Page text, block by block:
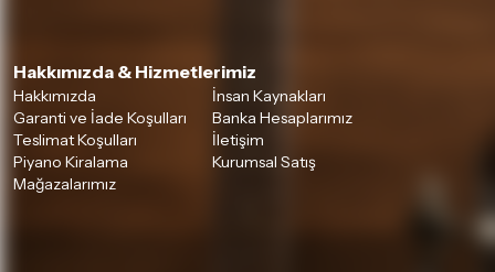
Hakkımızda & Hizmetlerimiz
Hakkımızda
İnsan Kaynakları
Garanti ve İade Koşulları
Banka Hesaplarımız
Teslimat Koşulları
İletişim
Piyano Kiralama
Kurumsal Satış
Mağazalarımız